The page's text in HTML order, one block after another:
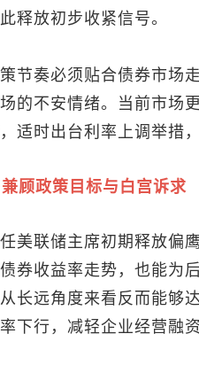
释放初步收紧信号。
节奏必须贴合债券市场
的不安情绪。当前市场
适时出台利率上调举措
顾政策目标与白宫诉求
美联储主席初期释放偏
券收益率走势，也能为
长远角度来看反而能够
下行，减轻企业经营融